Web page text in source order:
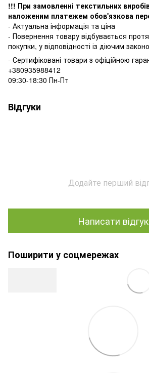
!!! При замовленні текстильних
наложеним платежем обов'язкова
- Актуальна інформація та ціна
- Повернення товару відбувається
покупки, у відповідності із діючим
- Сертифіковані товари з офіційною
+380935988412
09:30-18:30 Пн-Пт
Відгуки
Додайте перший
Написати відгук
Поширити у соцмережах